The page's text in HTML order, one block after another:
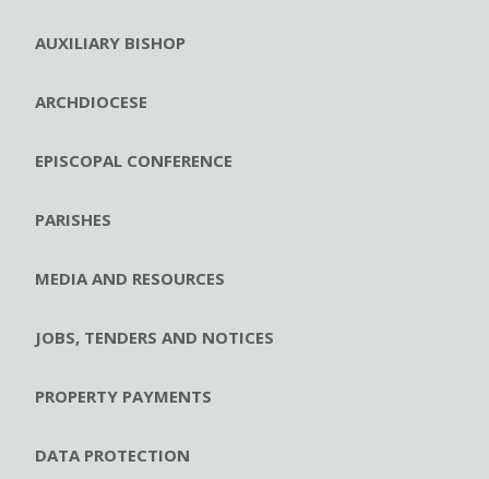
AUXILIARY BISHOP
ARCHDIOCESE
EPISCOPAL CONFERENCE
PARISHES
MEDIA AND RESOURCES
JOBS, TENDERS AND NOTICES
PROPERTY PAYMENTS
DATA PROTECTION